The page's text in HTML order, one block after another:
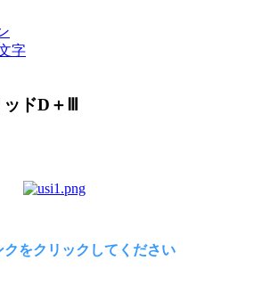
字
ドD＋Ⅲ
をクリックしてください